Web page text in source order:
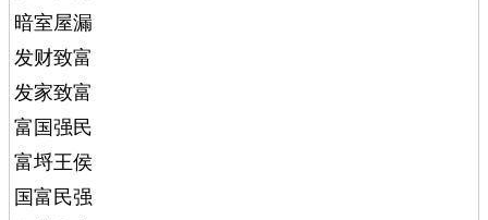
暗室屋漏
发财致富
发家致富
富国强民
富埒王侯
国富民强